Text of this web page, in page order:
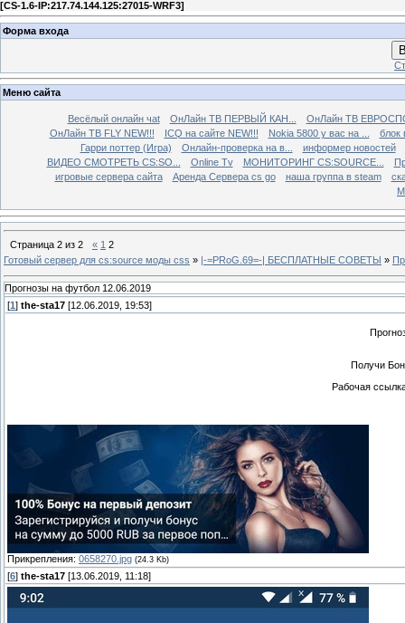
[CS-1.6-IP:217.74.144.125:27015-WRF3]
Форма входа
Меню сайта
Весёлый онлайн чаt ОнЛайн ТВ ПЕРВЫЙ КАН...
ОнЛайн ТВ
ОнЛайн ТВ FLY NEW!!!
ICQ на сайте NEW!!! Nokia 5800 у вас на ...
блок
Гарри поттер (Игра)
Онлайн-проверка на в...
информер новостей
ВИДЕО СМОТРЕТЬ CS:SO...
Online Tv МОНИТОРИНГ CS:SOURCE...
игровые сервера сайта
Аренда Сервера cs go наша группа в steam
Страница 2 из 2 « 1 2
Готовый сервер для cs:source моды css » |-=PRoG.69=-| БЕСПЛАТНЫЕ СОВЕТЫ »
Прогнозы на футбол 12.06.2019
[1 ] the-sta17 [12.06.2019, 19:53]
Получи
Рабочая
Прикрепления: 0658270.jpg (24.3 Kb)
[6] the-sta17 [13.06.2019, 11:18]